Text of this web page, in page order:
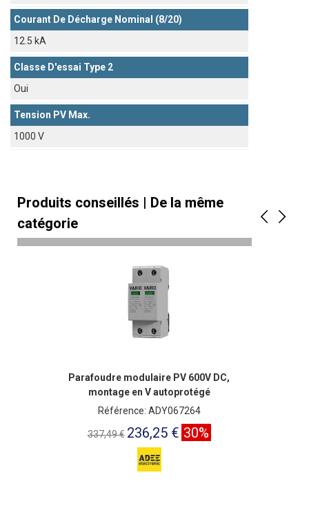
Courant De Décharge Nominal (8/20)
12.5 kA
Classe D'essai Type 2
Oui
Tension PV Max.
1000 V
Produits conseillés | De la même
catégorie
Parafoudre modulaire PV 600V DC,
montage en V autoprotégé
Référence: ADY067264
337,49 € 236,25 € 30%